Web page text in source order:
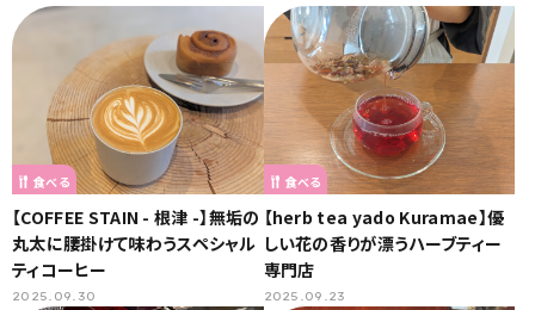
食べる
【COFFEE STAIN - 根津 -】無垢の
丸太に腰掛けて味わうスペシャル
ティコーヒー
2025.09.30
食べる
【herb tea yado Kuramae】優
しい花の香りが漂うハーブティー
専門店
2025.09.23